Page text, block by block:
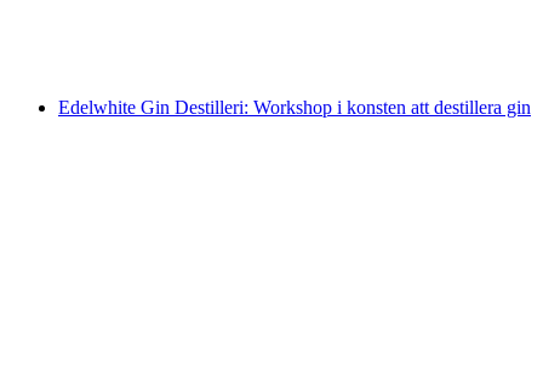
Edelwhite Gin Destilleri: Workshop i konsten att destillera gin